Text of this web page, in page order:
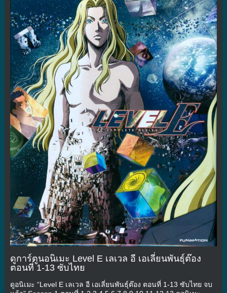
ดูการ์ตูนอนิเมะ Level E เลเวล อี เอเลี่ยนพันธุ์ต๊อง
ตอนที่ 1-13 ซับไทย
ดูอนิเมะ “Level E เลเวล อี เอเลี่ยนพันธุ์ต๊อง ตอนที่ 1-13 ซับไทย จบ